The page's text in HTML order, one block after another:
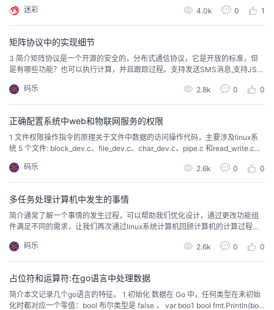
现在都流行面向互联网编程，或者准确点说是面向百度Goggle编程，CV大法作
为一门正派武功,显然人人都得到了真传。这事说来话长，估计得从混沌初开，
迷彩 4.0k 0 1
矩阵协议中的实现细节
3 简介矩阵协议是一个开源的安全的，分布式通信协议，它是开放的标准，但
是有哪些功能？也可以执行计算，并且跟踪过程。支持发送SMS消息,支持JSO
的。双重延申验证(Megolm)。公开审计该过程，并且是分布式的，去中心化M
LS。它支持与处于不同服务器的用户交谈，这一点是 iRC类型的 IM服务器很难
码乐 2.8k 0 0
正确配置系统中web和物联网服务的权限
1 文件权限操作指令的原理关于文件中数据的访问操作代码，主要涉及linux系
统 5 个文件: block_dev.c、file_dev.c、char_dev.c、pipe.c 和read_write.c。
统调用的接口程序，它们共同实现了 read_write.c 中的read和 write0系统调用
函数。通过对被操作文...
码乐 2.6k 0 0
多任务处理计算机中发生的事情
简介通常了解一个事情的发生过程，可以帮助我们优化设计，通过更改功能组
件满足不同的需求，让我们再次通过linux系统计算机回顾计算机的计算过程系
开计算机时，计算机要做的第一件事是启动一个称为“操作系统(operating syst
em)”的特殊程序。操作系统的工作是通过处理控制计算机硬件的混乱细节来帮
码乐 2.6k 0 0
占位符和运算符:在go语言中处理数据
简介本文记录几个go语言的特征。 1 初始化 数据在 Go 中，任何类型在未初始
化时都对应一个零值：bool 布尔类型是 false ， var boo1 bool fmt.Println(boo